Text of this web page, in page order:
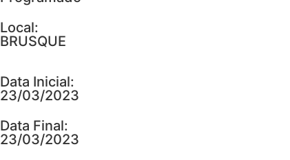
Local:
BRUSQUE
Data Inicial:
23/03/2023
Data Final:
23/03/2023